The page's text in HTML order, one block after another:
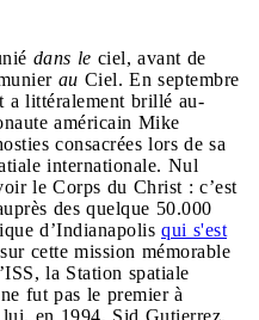
dans le ciel, avant de
au Ciel. En septembre
a littéralement brillé au-
américain Mike
consacrées lors de sa
internationale. Nul
le Corps du Christ : c’est
des quelque 50.000
d’Indianapolis qui s'est
cette mission mémorable
la Station spatiale
fut pas le premier à
en 1994, Sid Gutierrez,